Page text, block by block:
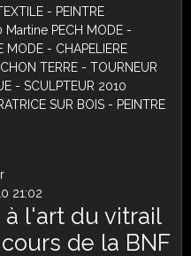
- PEINTRE
Martine PECH MODE -
MODE - CHAPELIERE
TERRE - TOURNEUR
- SCULPTEUR 2010
SUR BOIS - PEINTRE
21:02
à l'art du vitrail
de la BNF